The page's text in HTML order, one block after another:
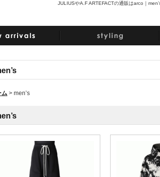
JULIUSやA.F ARTEFACTの通販はarco｜
ム > men’s